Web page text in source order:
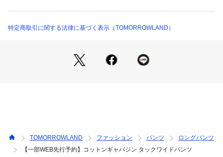
番号：13-01-42-01356）とのセットアップスタイルもお楽し
※商品の色味は、商品単体または素材アップ画像をご確認くだ
さい
商品番号：1095000009260 （モール）
特定商取引に関する法律に基づく表示（TOMORROWLAND）
TOMORROWLAND ファッション パンツ
ロングパンツ
【一部WEB先行予約】コットンギャバジン タックワイドパンツ